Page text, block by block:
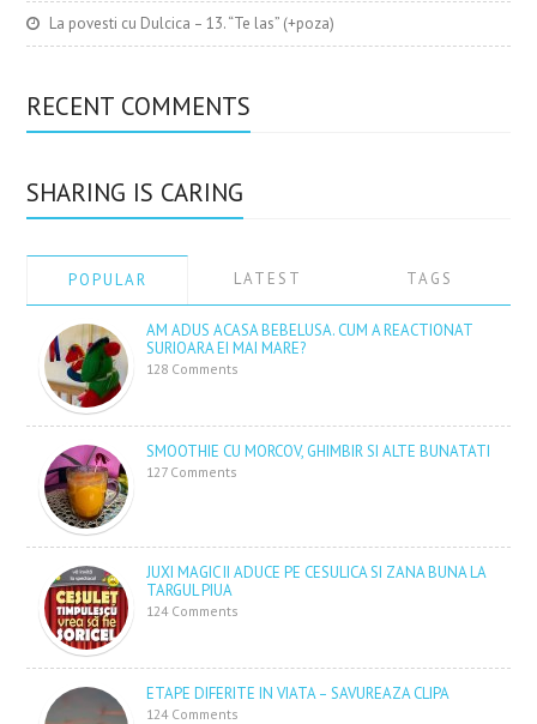
La povesti cu Dulcica – 13. “Te las” (+poza)
RECENT COMMENTS
SHARING IS CARING
POPULAR LATEST TAGS
AM ADUS ACASA BEBELUSA. CUM A REACTIONAT
SURIOARA EI MAI MARE?
128 Comments
SMOOTHIE CU MORCOV, GHIMBIR SI ALTE BUNATATI
127 Comments
JUXI MAGIC II ADUCE PE CESULICA SI ZANA BUNA LA
TARGUL PIUA
124 Comments
ETAPE DIFERITE IN VIATA – SAVUREAZA CLIPA
124 Comments